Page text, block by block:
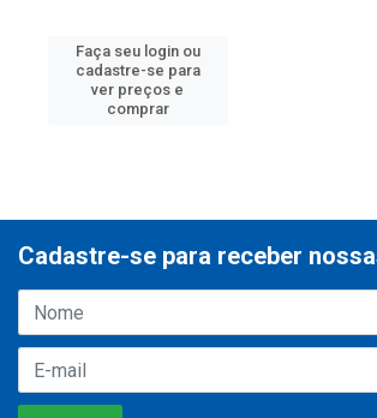
Faça seu login ou
cadastre-se para
ver preços e
comprar
Cadastre-se para receber